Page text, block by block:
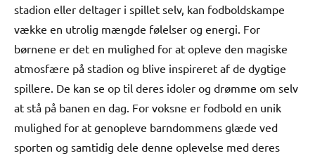
stadion eller deltager i spillet selv, kan fodboldskampe
vække en utrolig mængde følelser og energi. For
børnene er det en mulighed for at opleve den magiske
atmosfære på stadion og blive inspireret af de dygtige
spillere. De kan se op til deres idoler og drømme om selv
at stå på banen en dag. For voksne er fodbold en unik
mulighed for at genopleve barndommens glæde ved
sporten og samtidig dele denne oplevelse med deres